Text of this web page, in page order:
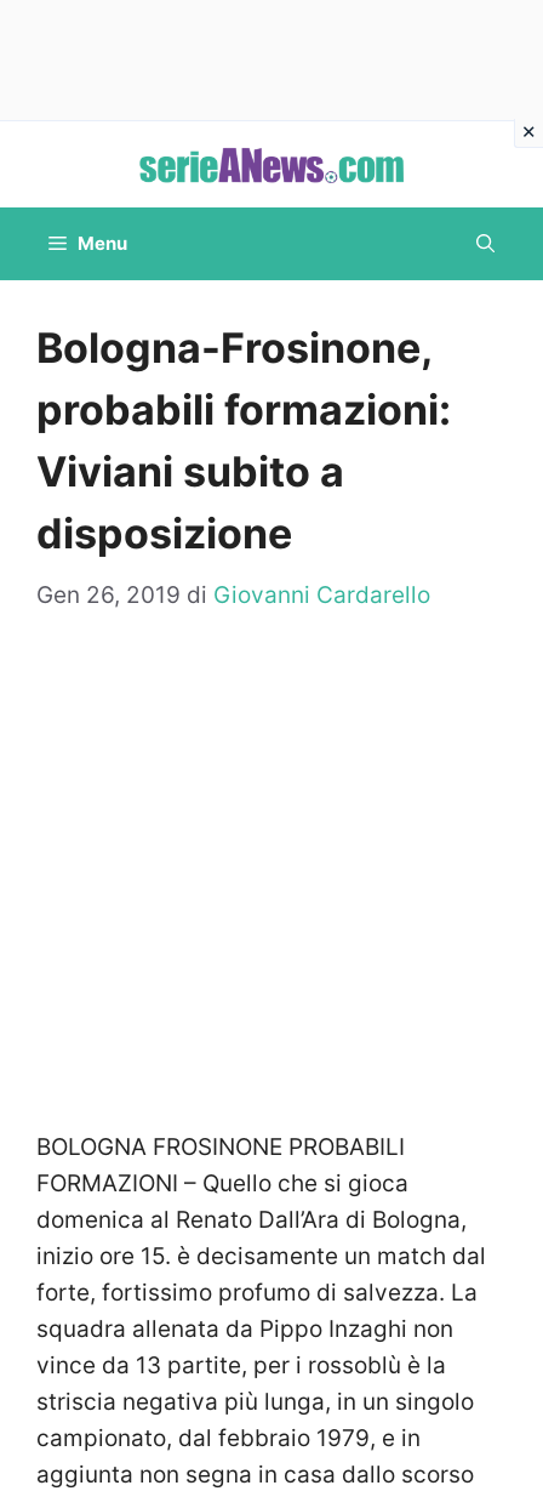
contenuto
Menu
Bologna-Frosinone,
probabili formazioni:
Viviani subito a
disposizione
Gen 26, 2019 di Giovanni Cardarello
BOLOGNA FROSINONE PROBABILI
FORMAZIONI – Quello che si gioca
domenica al Renato Dall’Ara di Bologna,
inizio ore 15. è decisamente un match dal
forte, fortissimo profumo di salvezza. La
squadra allenata da Pippo Inzaghi non
vince da 13 partite, per i rossoblù è la
striscia negativa più lunga, in un singolo
campionato, dal febbraio 1979, e in
aggiunta non segna in casa dallo scorso